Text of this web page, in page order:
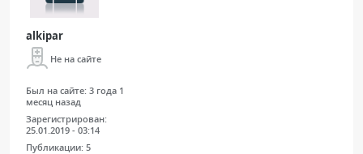
КНИЖНЫЙ МАГАЗИН
alkipar
Не на сайте
Был на сайте: 3 года 1
месяц назад
Зарегистрирован:
25.01.2019 - 03:14
Публикации: 5